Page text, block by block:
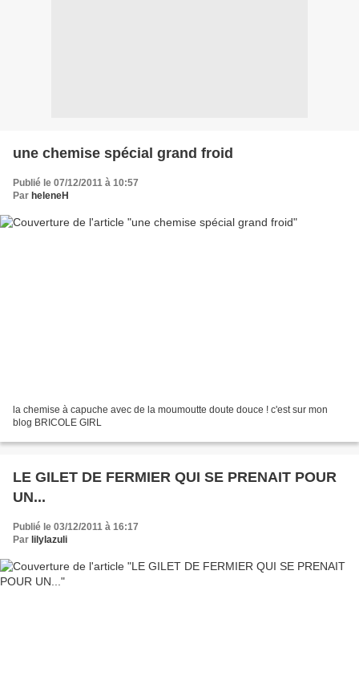
une chemise spécial grand froid
Publié le 07/12/2011 à 10:57
Par heleneH
la chemise à capuche avec de la moumoutte doute douce ! c'est sur mon
blog BRICOLE GIRL
LE GILET DE FERMIER QUI SE PRENAIT POUR
UN...
Publié le 03/12/2011 à 16:17
Par lilylazuli